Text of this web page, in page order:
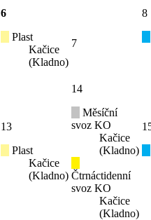
6
Plast
Kačice
(Kladno)
7
8
13
Plast
Kačice
(Kladno)
14
Měsíční
svoz KO
Kačice
(Kladno)
Čtrnáctidenní
svoz KO
Kačice
(Kladno)